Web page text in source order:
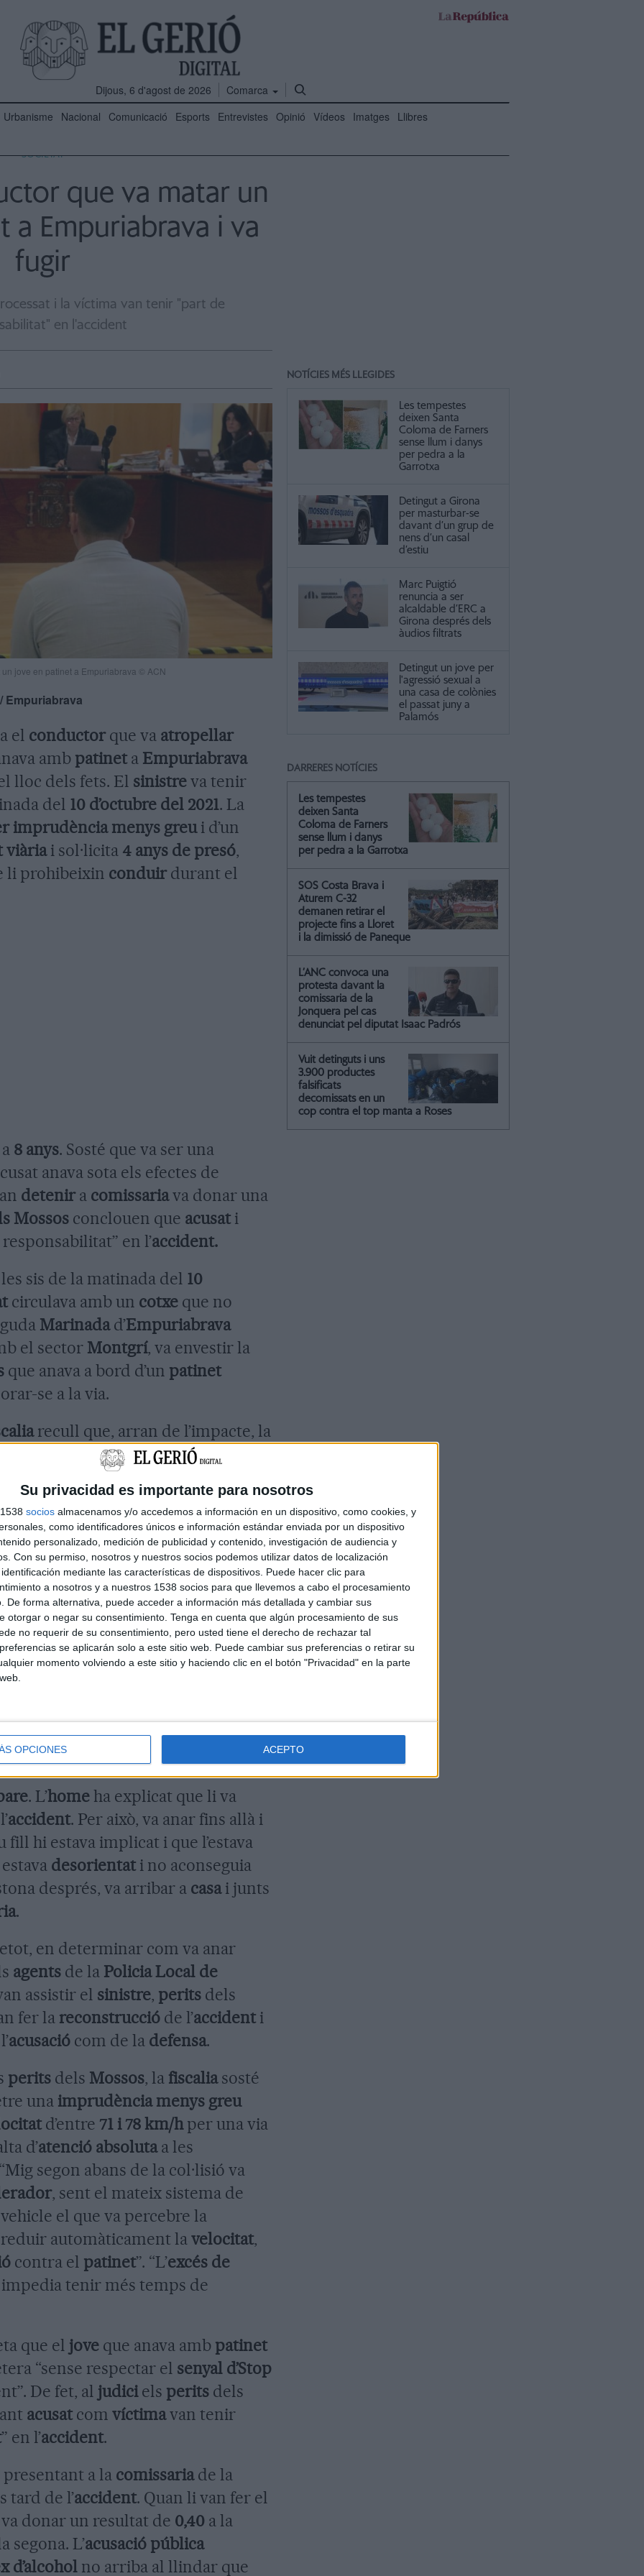
Su privacidad es importante para nosotros
socios almacenamos y/o accedemos a información en un dispositivo, como cookies, y
como identificadores únicos e información estándar enviada por un dispositivo
personalizado, medición de publicidad y contenido, investigación de audiencia y
Con su permiso, nosotros y nuestros socios podemos utilizar datos de localización
mediante las características de dispositivos. Puede hacer clic para
a nosotros y a nuestros 1538 socios para que llevemos a cabo el procesamiento
De forma alternativa, puede acceder a información más detallada y cambiar sus
otorgar o negar su consentimiento. Tenga en cuenta que algún procesamiento de sus
no requerir de su consentimiento, pero usted tiene el derecho de rechazar tal
se aplicarán solo a este sitio web. Puede cambiar sus preferencias o retirar su
momento volviendo a este sitio y haciendo clic en el botón "Privacidad" en la parte
OPCIONES ACEPTO
Dijous, 6 d'agost de 2026
Comarca
Urbanisme Nacional Comunicació Esports Entrevistes Opinió Vídeos Imatges Llibres
SOCIETAT
que va matar un
a Empuriabrava i va
fugir
i la víctima van tenir "part de
en l'accident
jove en patinet a Empuriabrava © ACN
/ Empuriabrava
el conductorque va atropellar
amb patineta Empuriabrava
lloc dels fets. El sinistreva tenir
del 10 d’octubre del 2021. La
imprudència menys greui d’un
viàriai sol·licita 4 anys de presó,
li prohibeixin conduirdurant el
8 anys. Sosté que va ser una
anava sota els efectes de
detenira comissariava donar una
Mossos conclouen que acusati
en l’accident.
sis de la matinada del 10
circulava amb un cotxe que no
Marinadad’Empuriabrava
el sector Montgrí, va envestir la
que anava a bord d’un patinet
se a la via.
recull que, arran de l’impacte, la
a gairebé 19 metres. El van
, on va morir l’endemà
encefàlicaper untraumatisme
assegut aquest dimarts albanc
1 de Figueres. Elprocessatha
excés de velocitatper la carretera
patinetfins que ja va ser massa
de l’
que va obrir la porta del vehicle i
estava enxoci es vaespantarquan
. L’home ha explicat que li va
accident. Per això, va anar fins allà i
fill hi estava implicat i que l’estava
desorientati no aconseguia
després, va arribar a casai junts
.
en determinar com va anar
agents de la Policia Local de
assistir el sinistre, perits dels
fer la reconstrucció de l’accidenti
acusació com de la defensa.
perits dels Mossos, la fiscaliasosté
una imprudència menys greu
d’entre 71 i 78 km/hper una via
d’atenció absolutaa les
segon abans de la col·lisió va
, sent el mateix sistema de
el que va percebre la
automàticament lavelocitat,
contra el patinet”. “L’excés de
tenir més temps de
que el jove que anava amb patinet
“sense respectar el senyal d’Stop
De fet, al judiciels perits dels
acusatcom víctimavan tenir
” en l’accident.
a la comissariade la
tard de l’accident. Quan li van fer el
va donar un resultat de 0,40 a la
segona. L’acusació pública
d’alcohol no arriba al llindar que
NOTÍCIES MÉS LLEGIDES
Les tempestes
deixen Santa
Coloma de Farners
sense llum i danys
per pedra a la
Garrotxa
Detingut a Girona
per masturbar-se
davant d’un grup de
nens d’un casal
d’estiu
Marc Puigtió
renuncia a ser
alcaldable d’ERC a
Girona després dels
àudios filtrats
Detingut un jove per
l'agressió sexual a
una casa de colònies
el passat juny a
Palamós
DARRERES NOTÍCIES
Les tempestes
deixen Santa
Coloma de Farners
sense llum i danys
per pedra a la Garrotxa
SOS Costa Brava i
Aturem C-32
demanen retirar el
projecte fins a Lloret
i la dimissió de Paneque
L’ANC convoca una
protesta davant la
comissaria de la
Jonquera pel cas
denunciat pel diputat Isaac Padrós
Vuit detinguts i uns
3.900 productes
falsificats
decomissats en un
cop contra el top manta a Roses